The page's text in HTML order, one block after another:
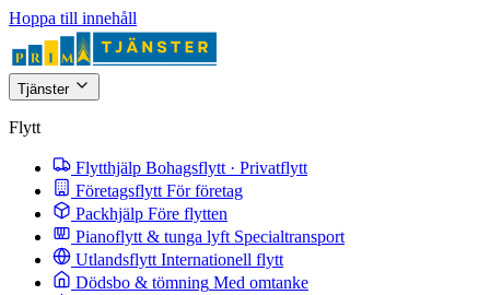
Hoppa till innehåll
Tjänster
Flytt
Flytthjälp Bohagsflytt · Privatflytt
Företagsflytt För företag
Packhjälp Före flytten
Pianoflytt & tunga lyft Specialtransport
Utlandsflytt Internationell flytt
Dödsbo & tömning Med omtanke